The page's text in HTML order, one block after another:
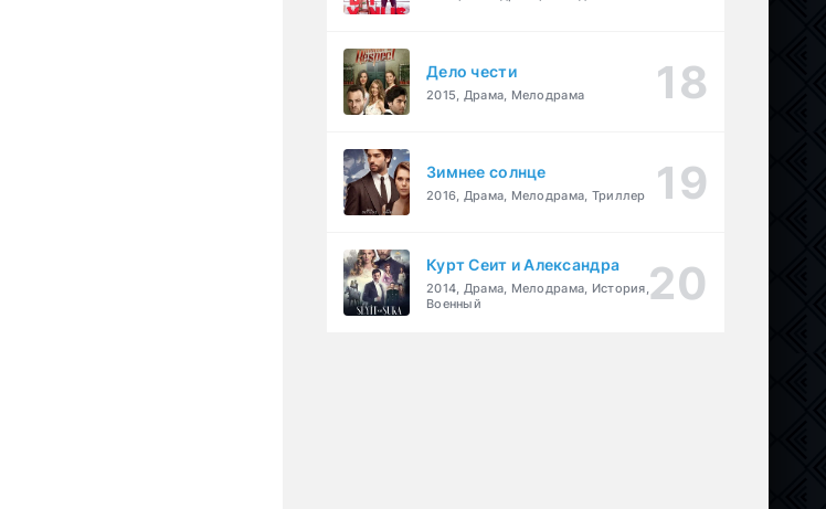
Дело чести
2015, Драма, Мелодрама
Зимнее солнце
2016, Драма, Мелодрама, Триллер
Курт Сеит и Александра
2014, Драма, Мелодрама, История,
Военный